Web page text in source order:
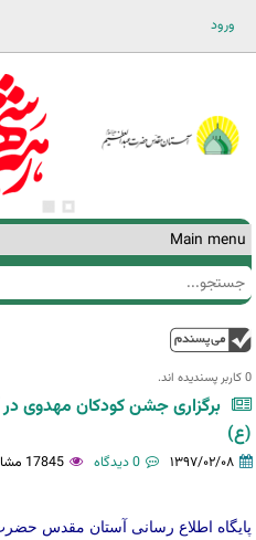
ورود
فرم
جستجو
جستجو
0 کاربر پسندیده اند.‎
برگزاری جشن کودکان مهدوی
(ع)
۱۳۹۷/۰۲/۰۸ 0 دیدگاه 17845 مشاهده
پایگاه اطلاع رسانی آستان مقدس